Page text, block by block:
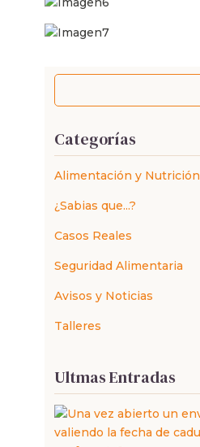
Categorías
Alimentación y Nutrición
¿Sabias que...?
Casos Reales
Seguridad Alimentaria
Avisos y Noticias
Talleres
Ultmas Entradas